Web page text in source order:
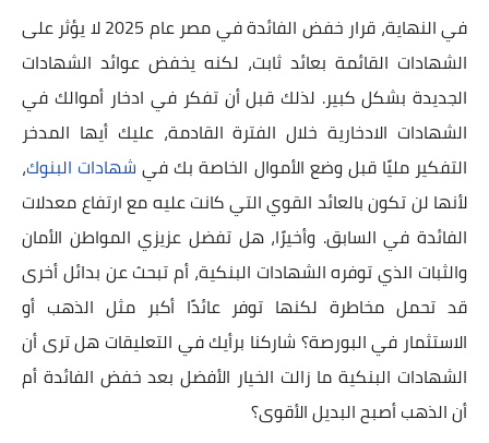
في النهاية، قرار خفض الفائدة في مصر عام 2025 لا يؤثر على
الشهادات القائمة بعائد ثابت، لكنه يخفض عوائد الشهادات
الجديدة بشكل كبير. لذلك قبل أن تفكر في ادخار أموالك في
الشهادات الادخارية خلال الفترة القادمة، عليك أيها المدخر
التفكير مليًا قبل وضع الأموال الخاصة بك في شهادات البنوك،
لأنها لن تكون بالعائد القوي التي كانت عليه مع ارتفاع معدلات
الفائدة في السابق. وأخيرًا، هل تفضل عزيزي المواطن الأمان
والثبات الذي توفره الشهادات البنكية، أم تبحث عن بدائل أخرى
قد تحمل مخاطرة لكنها توفر عائدًا أكبر مثل الذهب أو
الاستثمار في البورصة؟ شاركنا برأيك في التعليقات هل ترى أن
الشهادات البنكية ما زالت الخيار الأفضل بعد خفض الفائدة أم
أن الذهب أصبح البديل الأقوى؟